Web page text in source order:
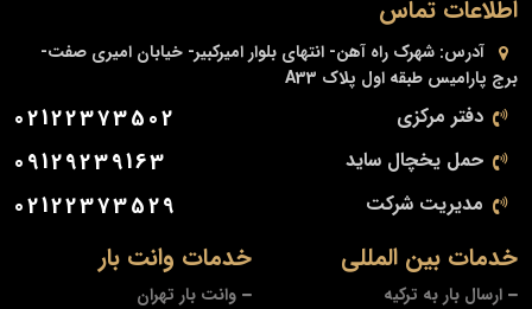
خدمات وانت بار
وانت بار تهران
خدمات بین المللی
ارسال بار به ترکیه
اطلاعات تماس
آدرس: شهرک راه آهن- انتهای بلوار امیرکبیر- خیابان امیری صفت-
برج پارامیس طبقه اول پلاک A33
دفتر مرکزی 02122373502
حمل یخچال ساید 09129239163
مدیریت شرکت 02122373529